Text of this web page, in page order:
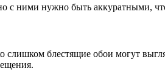
с ними нужно быть аккуратными,
блестящие обои могут